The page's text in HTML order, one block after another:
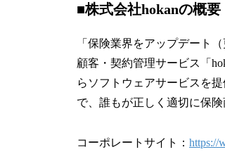
■株式会社hokanの概要
「保険業界をアップデート
顧客・契約管理サービス「
らソフトウェアサービスを
で、誰もが正しく適切に保
コーポレートサイト： https://